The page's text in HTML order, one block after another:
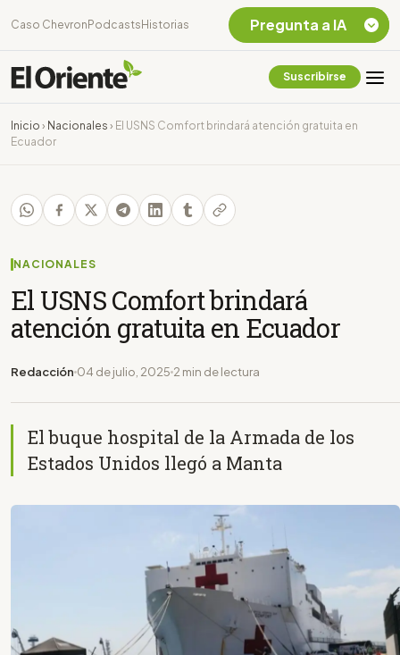
Caso Chevron Podcasts Historias
Suscribirse
Inicio › Nacionales › El USNS Comfort brindará atención gratuita en
Ecuador
NACIONALES
El USNS Comfort brindará
atención gratuita en Ecuador
Redacción 04 de julio, 2025 2 min de lectura
El buque hospital de la Armada de los
Estados Unidos llegó a Manta
Pregunta a IA
Chevron Ecuador